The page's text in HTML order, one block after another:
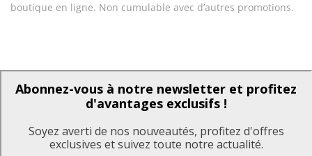
boutique en ligne. Non cumulable avec d’autres promotions.